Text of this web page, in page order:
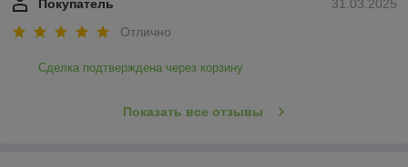
31.03.2025
Покупатель
Отлично
Сделка подтверждена через корзину
Показать все отзывы